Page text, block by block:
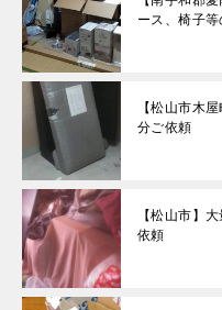
ース、椅子等
【松山市木
分ご依頼
【松山市】
依頼